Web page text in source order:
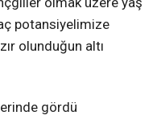
potansiyelimize
olunduğun altı
gördü